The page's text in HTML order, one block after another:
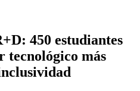
450 estudiantes
tecnológico más